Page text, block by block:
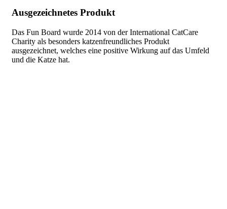
Ausgezeichnetes Produkt
Das Fun Board wurde 2014 von der International CatCare
Charity als besonders katzenfreundliches Produkt
ausgezeichnet, welches eine positive Wirkung auf das Umfeld
und die Katze hat.